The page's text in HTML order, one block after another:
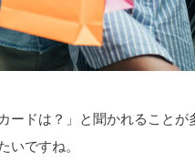
ードは？」と聞かれること
ですね。